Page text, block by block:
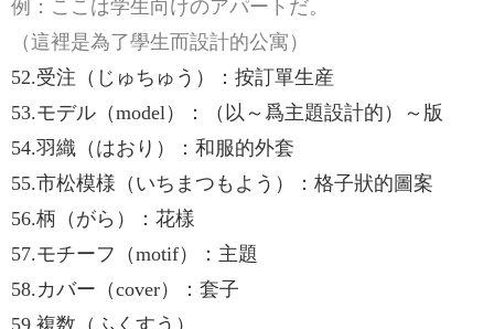
例：ここは学生向けのアパートだ。
（這裡是為了學生而設計的公寓）
52.受注（じゅちゅう）：按訂單生産
53.モデル（model）：（以～爲主題設計的）～版
54.羽織（はおり）：和服的外套
55.市松模様（いちまつもよう）：格子狀的圖案
56.柄（がら）：花樣
57.モチーフ（motif）：主題
58.カバー（cover）：套子
59.複数（ふくすう）